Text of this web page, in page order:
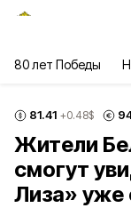
80 лет Победы
81.41 +0.48$
Жители
смогут
Лиза» уже